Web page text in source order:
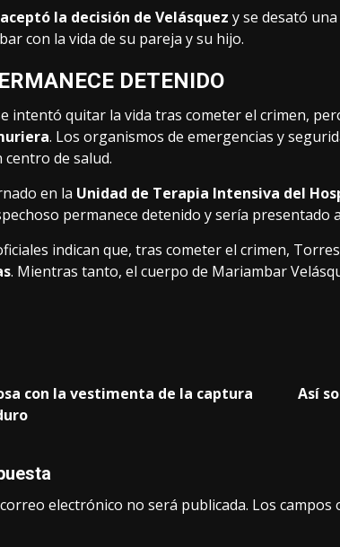
la decisión de Velásquez y se desató
con la vida de su pareja y su hijo.
DETENIDO
intentó quitar la vida tras cometer el crimen,
. Los organismos de emergencias y
de salud.
en la Unidad de Terapia Intensiva del
permanece detenido y sería presentado
indican que, tras cometer el crimen, Torres
. Mientras tanto, el cuerpo de Mariambar
con la vestimenta de la captura
Así
electrónico no será publicada. Los campos